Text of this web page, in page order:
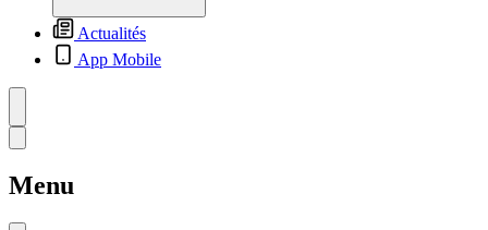
Actualités
App Mobile
Menu